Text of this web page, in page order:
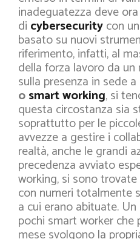
inadeguatezza deve
di cybersecuritycon
basato su nuovi
riferimento, infatti, al
della forza lavoro da
sulla presenza in sede
osmart working, si
questa circostanza sia
soprattutto per le
avvezze a gestire i
realtà, anche le grandi
precedenza avviato
working, si sono
con numeri totalmente
a cui erano abituate.
pochi smart worker che